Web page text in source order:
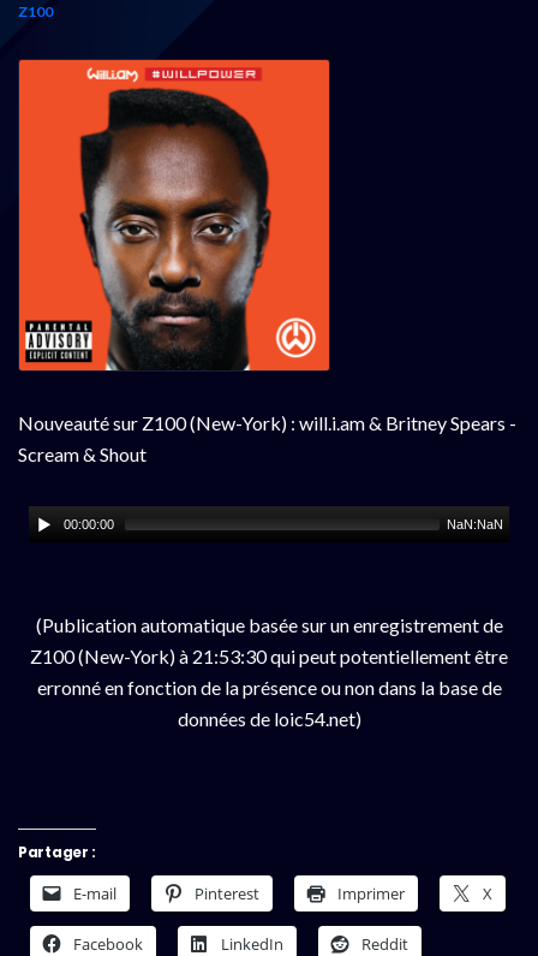
Z100
Nouveauté sur Z100 (New-York) : will.i.am & Britney Spears -
Scream & Shout
00:00:00 NaN:NaN
(Publication automatique basée sur un enregistrement de
Z100 (New-York) à 21:53:30 qui peut potentiellement être
erronné en fonction de la présence ou non dans la base de
données de loic54.net)
Partager :
E-mail Pinterest Imprimer X
Facebook LinkedIn Reddit